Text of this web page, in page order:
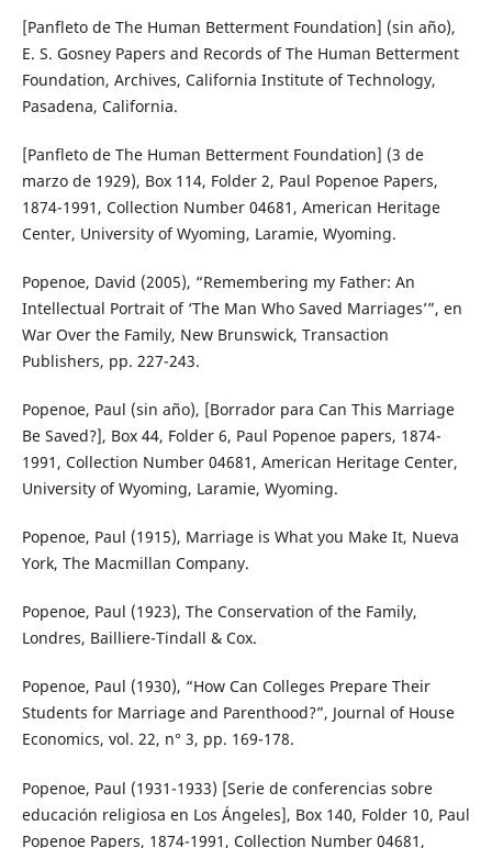
[Panfleto de The Human Betterment Foundation] (sin año),
E. S. Gosney Papers and Records of The Human Betterment
Foundation, Archives, California Institute of Technology,
Pasadena, California.
[Panfleto de The Human Betterment Foundation] (3 de
marzo de 1929), Box 114, Folder 2, Paul Popenoe Papers,
1874-1991, Collection Number 04681, American Heritage
Center, University of Wyoming, Laramie, Wyoming.
Popenoe, David (2005), “Remembering my Father: An
Intellectual Portrait of ‘The Man Who Saved Marriages’”, en
War Over the Family, New Brunswick, Transaction
Publishers, pp. 227-243.
Popenoe, Paul (sin año), [Borrador para Can This Marriage
Be Saved?], Box 44, Folder 6, Paul Popenoe papers, 1874-
1991, Collection Number 04681, American Heritage Center,
University of Wyoming, Laramie, Wyoming.
Popenoe, Paul (1915), Marriage is What you Make It, Nueva
York, The Macmillan Company.
Popenoe, Paul (1923), The Conservation of the Family,
Londres, Bailliere-Tindall & Cox.
Popenoe, Paul (1930), “How Can Colleges Prepare Their
Students for Marriage and Parenthood?”, Journal of House
Economics, vol. 22, n° 3, pp. 169-178.
Popenoe, Paul (1931-1933) [Serie de conferencias sobre
educación religiosa en Los Ángeles], Box 140, Folder 10, Paul
Popenoe Papers, 1874-1991, Collection Number 04681,